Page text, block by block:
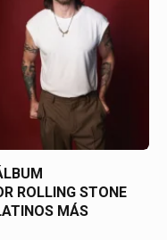
ROLLING STONE
MÁS